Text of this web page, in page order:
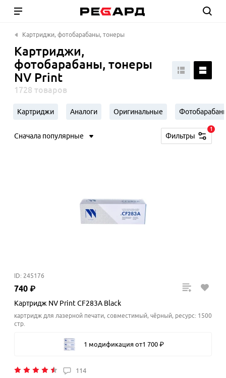
Картриджи, фотобарабаны, тонеры
Картриджи,
фотобарабаны, тонеры
NV Print
1728 товаров
Картриджи Аналоги Оригинальные
Сначала популярные Фильтры
1
ID: 245176
740 ₽
Картридж NV Print CF283A Black
картридж для лазерной печати, совместимый, чёрный, ресурс: 1500
стр.
1 модификация от1 700 ₽
114